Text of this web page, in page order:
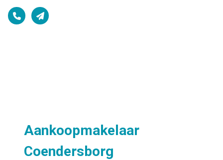
Aankoopmakelaar
Coendersborg